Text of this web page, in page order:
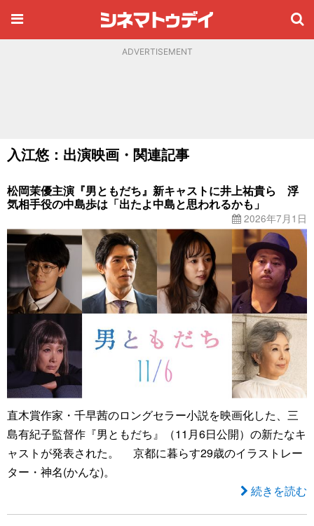
ADVERTISEMENT
入江悠：出演映画・関連記事
松岡茉優主演『男ともだち』新キャストに井上祐貴ら 浮
気相手役の中島歩は「出たよ中島と思われるかも」
2026年7月1日
直木賞作家・千早茜のロングセラー小説を映画化した、三
島有紀子監督作『男ともだち』（11月6日公開）の新たなキ
ャストが発表された。 京都に暮らす29歳のイラストレー
ター・神名(かんな)。
続きを読む